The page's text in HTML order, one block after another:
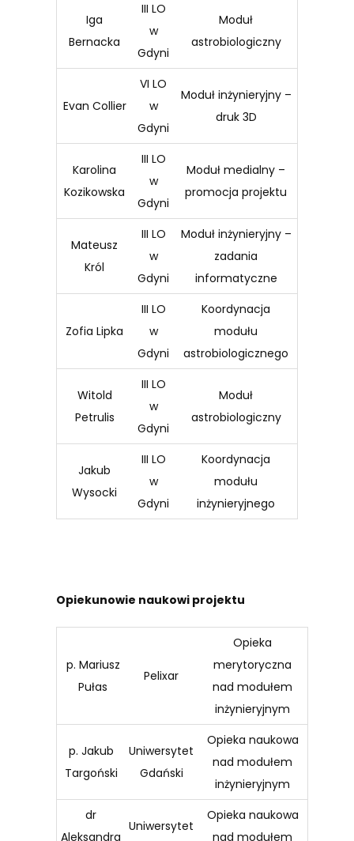
Iga
Bernacka
III LO
w
Gdyni
Moduł
astrobiologiczny
Evan Collier
VI LO
w
Gdyni
Moduł inżynieryjny –
druk 3D
Karolina
Kozikowska
III LO
w
Gdyni
Moduł medialny –
promocja projektu
Mateusz
Król
III LO
w
Gdyni
Moduł inżynieryjny –
zadania
informatyczne
Zofia Lipka
III LO
w
Gdyni
Koordynacja
modułu
astrobiologicznego
Witold
Petrulis
III LO
w
Gdyni
Moduł
astrobiologiczny
Jakub
Wysocki
III LO
w
Gdyni
Koordynacja
modułu
inżynieryjnego
Opiekunowie naukowi projektu
p. Mariusz
Pułas
Pelixar
Opieka
merytoryczna
nad modułem
inżynieryjnym
p. Jakub
Targoński
Uniwersytet
Gdański
Opieka naukowa
nad modułem
inżynieryjnym
dr
Aleksandra
Uniwersytet
Opieka naukowa
nad modułem